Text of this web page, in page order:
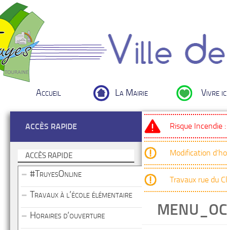
Accueil La Mairie Vivre
Risque Incendie
Modification
Travaux rue du
ACCÈS RAPIDE
ACCÈS RAPIDE
#TruyesOnline
Travaux à l’école élémentaire
Horaires d’ouverture